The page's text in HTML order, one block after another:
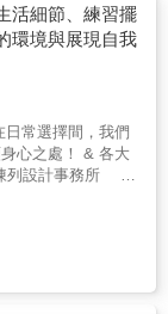
天，時時保有優
極簡生活家
細節展現獨特品
自己。
Post版主
像在打仗，煮完後
永遠有做不完的家
丟東西」就令人
得自己一定做不
讓人避之唯恐不
是煩躁焦慮。 &
的收納專家吳敏恩
心情， 讓你未來
& ★這本書有著溫
念解說、實用的
& ●沒有什麼物
之家+1柴，從
始！ &rarr;簡約生
活細節、練習擺
環境與展現自我
處！ & 各大
設計事務所 &
開始理解內化、